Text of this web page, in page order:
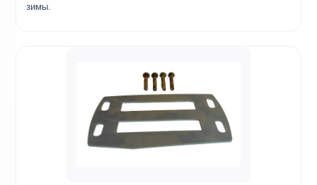
зимы.